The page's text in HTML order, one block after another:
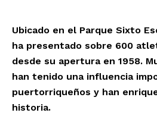
Ubicado en el Parque Sixto
ha presentado sobre 600
desde su apertura en 1958.
han tenido una influencia
puertorriqueños y han
historia.